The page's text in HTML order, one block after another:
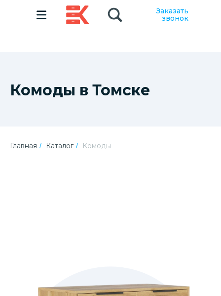
Заказать
звонок
Комоды в Томске
Главная / Каталог / Комоды